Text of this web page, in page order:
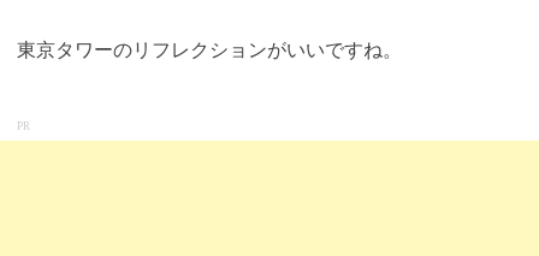
東京タワーのリフレクションがいいですね。
PR